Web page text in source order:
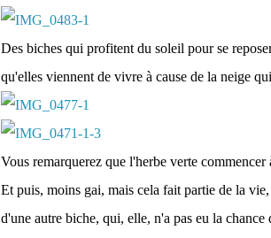
Des biches qui profitent du soleil pour se
qu'elles viennent de vivre à cause de la neige
Vous remarquerez que l'herbe verte commencer
Et puis, moins gai, mais cela fait partie de la
d'une autre biche, qui, elle, n'a pas eu la